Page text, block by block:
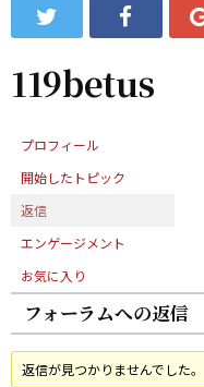
ッ
フ
ォ
ム
119betus
プロフィール
開始したトピック
返信
エンゲージメント
お気に入り
フォーラムへの返信
返信が見つかりませんでした。